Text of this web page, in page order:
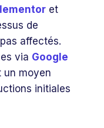
et
de
affectés.
via Google
un moyen
initiales